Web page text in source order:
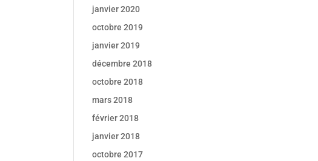
janvier 2020
octobre 2019
janvier 2019
décembre 2018
octobre 2018
mars 2018
février 2018
janvier 2018
octobre 2017